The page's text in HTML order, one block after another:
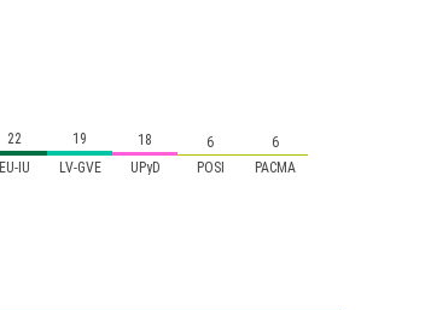
EU-IU LV-GVE UPyD POSI PACMA
22 19 18 6 6